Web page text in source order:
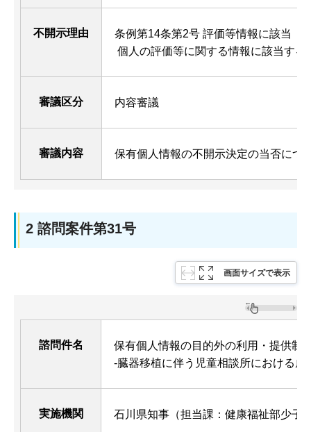
不開示理由
条例第14条第2号 評価等情報に該当
個人の評価等に関する情報に該当する
審議区分 内容審議
審議内容 保有個人情報の不開示決定の当否につ
2 諮問案件第31号
画面サイズで表示
諮問件名
保有個人情報の目的外の利用・提供制
-臓器移植に伴う児童相談所における虐
実施機関 石川県知事（担当課：健康福祉部少子